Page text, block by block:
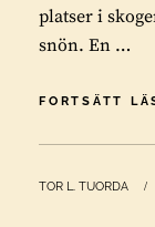
platser i
snön. En …
FORTSÄTT
BY
TOR L. TUORDA